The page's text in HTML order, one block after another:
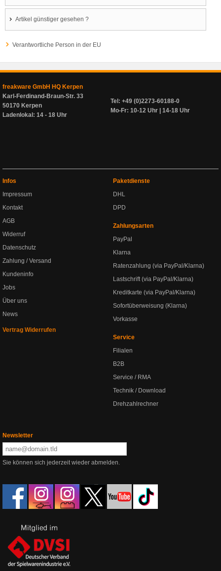
Artikel günstiger gesehen ?
Verantwortliche Person in der EU
freakware GmbH HQ Kerpen
Karl-Ferdinand-Braun-Str. 33
50170 Kerpen
Ladenlokal: 14 - 18 Uhr
Tel: +49 (0)2273-60188-0
Mo-Fr: 10-12 Uhr | 14-18 Uhr
Infos
Impressum
Kontakt
AGB
Widerruf
Datenschutz
Zahlung / Versand
Kundeninfo
Jobs
Über uns
News
Vertrag Widerrufen
Paketdienste
DHL
DPD
Zahlungsarten
PayPal
Klarna
Ratenzahlung (via PayPal/Klarna)
Lastschrift (via PayPal/Klarna)
Kreditkarte (via PayPal/Klarna)
Sofortüberweisung (Klarna)
Vorkasse
Service
Filialen
B2B
Service / RMA
Technik / Download
Drehzahlrechner
Newsletter
Sie können sich jederzeit wieder abmelden.